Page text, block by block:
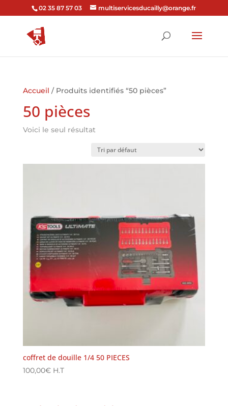
02 35 87 57 03 multiservicesducailly@orange.fr
Accueil / Produits identifiés “50 pièces”
50 pièces
Voici le seul résultat
coffret de douille 1/4 50 PIECES
100,00€ H.T